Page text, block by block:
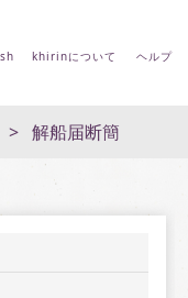
khirinについて ヘルプ
解船届断簡